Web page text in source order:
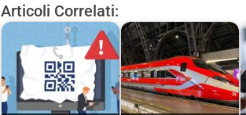
Articoli Correlati: